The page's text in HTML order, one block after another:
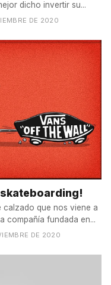
dicho invertir su...
DE 2020
skateboarding!
calzado que nos viene a
compañía fundada en...
DE 2020